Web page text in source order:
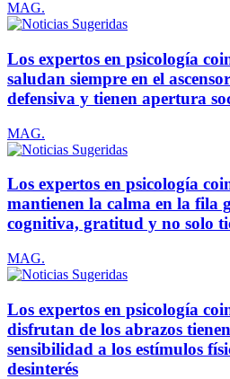
MAG.
Los expertos en psicología
saludan siempre en el
defensiva y tienen apertura
MAG.
Los expertos en psicología
mantienen la calma en la fila
cognitiva, gratitud y no solo
MAG.
Los expertos en psicología
disfrutan de los abrazos
sensibilidad a los estímulos
desinterés